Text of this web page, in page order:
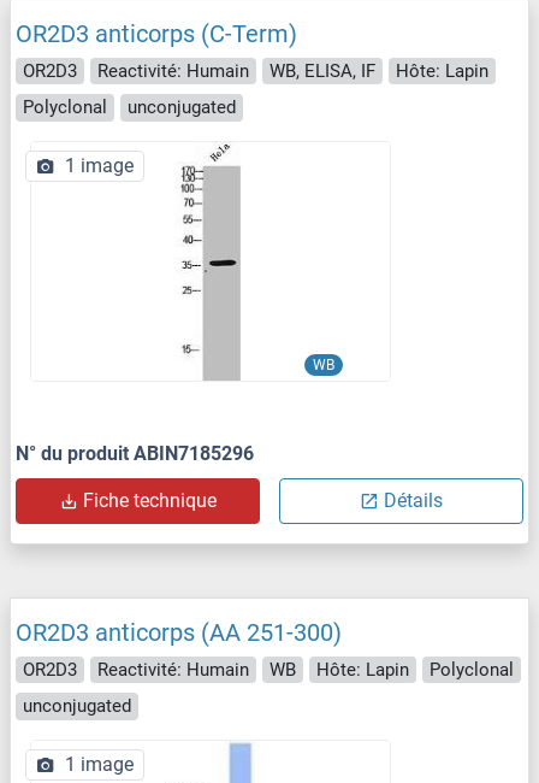
OR2D3 anticorps (C-Term)
OR2D3 Reactivité: Humain WB, ELISA, IF
Hôte: Lapin
Polyclonal
unconjugated
WB
1 image
N° du produit ABIN7185296
Fiche technique Détails
OR2D3 anticorps (AA 251-300)
OR2D3 Reactivité: Humain WB Hôte: Lapin
Polyclonal
unconjugated
1 image